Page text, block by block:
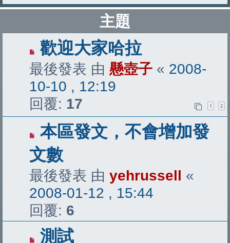
主題
歡迎大家哈拉
最後發表 由 懸壺子 « 2008-
10-10 , 12:19
回覆: 17 1 2
本區發文，不會增加發
文數
最後發表 由 yehrussell «
2008-01-12 , 15:44
回覆: 6
測試